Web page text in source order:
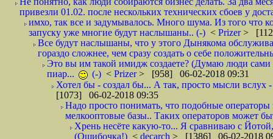
привезли 01.02. после нескольких технических сбоев у
имхо, так все и задумывалось. Много шума. Из того что
запуску уже многие будут наслышаны.. (-) < Prizer>
Все будут наслышаны, что у этого Дынякома
гораздо сложнее, чем сразу создать о себе
Это вы им такой имидж создаете? (Думаю люди сами
пиар...
(-) < Prizer> [958] 06-02-2018 09:31
Хотел бы - создал бы... А так, просто мысли вслух
[1073] 06-02-2018 09:35
Надо просто понимать, что подобные
мелкооптовые базы.. Таких операторов может
Хрень несёте какую-то... Я сравниваю с
(Ошибочка!) < decarch > [1386] 06-02-2018